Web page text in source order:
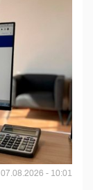
07.08.2026 - 10:01